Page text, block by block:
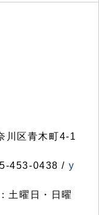
区青木町4-1
453-0438 / y
土曜日・日曜